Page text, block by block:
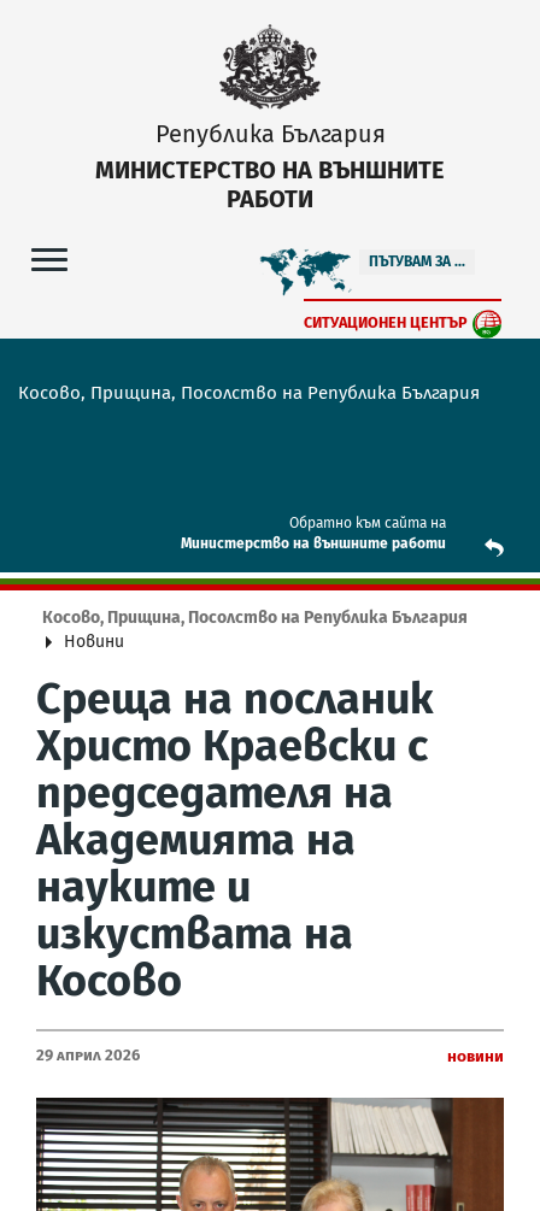
Република България
МИНИСТЕРСТВО НА ВЪНШНИТЕ
РАБОТИ
ПЪТУВАМ ЗА ...
СИТУАЦИОНЕН ЦЕНТЪР
Косово, Прищина, Посолство на Република България
Обратно към сайта на
Mинистерство на външните работи
Косово, Прищина, Посолство на Република България
Новини
Среща на посланик
Христо Краевски с
председателя на
Академията на
науките и
изкуствата на
Косово
29 Април 2026 Новини